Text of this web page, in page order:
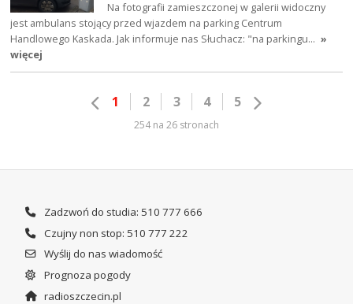
Na fotografii zamieszczonej w galerii widoczny
jest ambulans stojący przed wjazdem na parking Centrum
Handlowego Kaskada. Jak informuje nas Słuchacz: "na parkingu… »
więcej
1 2 3 4 5
254 na 26 stronach
Zadzwoń do studia: 510 777 666
Czujny non stop: 510 777 222
Wyślij do nas wiadomość
Prognoza pogody
radioszczecin.pl